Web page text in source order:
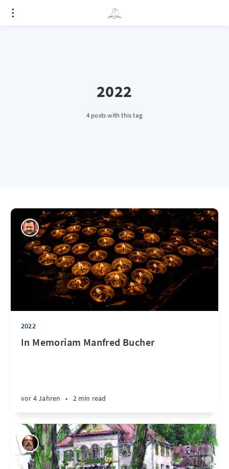
2022
4 posts with this tag
2022
In Memoriam Manfred Bucher
vor 4 Jahren • 2 min read